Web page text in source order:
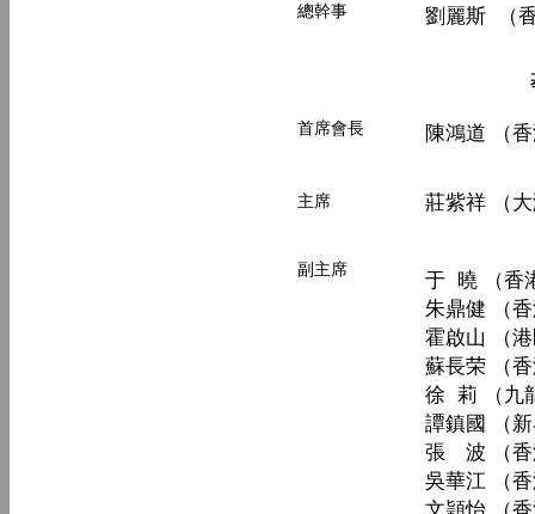
總幹事 劉麗斯 （
首席會長 陳鴻道 （
主席 莊紫祥 （
副主席
于 曉 （香
朱鼎健 （
霍啟山 （
蘇長荣 （
徐 莉 （九
譚鎮國 （
張 波 （香
吳華江 （
文頴怡 （